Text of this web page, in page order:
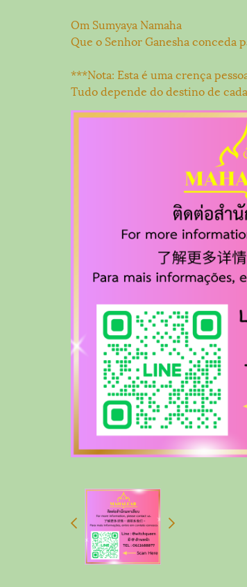
Om Sumyaya Namaha
Que o Senhor Ganesha conceda
***Nota: Esta é uma crença
Tudo depende do destino de